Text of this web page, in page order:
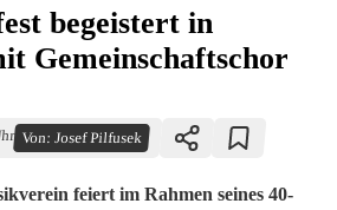
begeistert in
Gemeinschaftschor
Von:Josef Pilfusek
feiert im Rahmen seines 40-